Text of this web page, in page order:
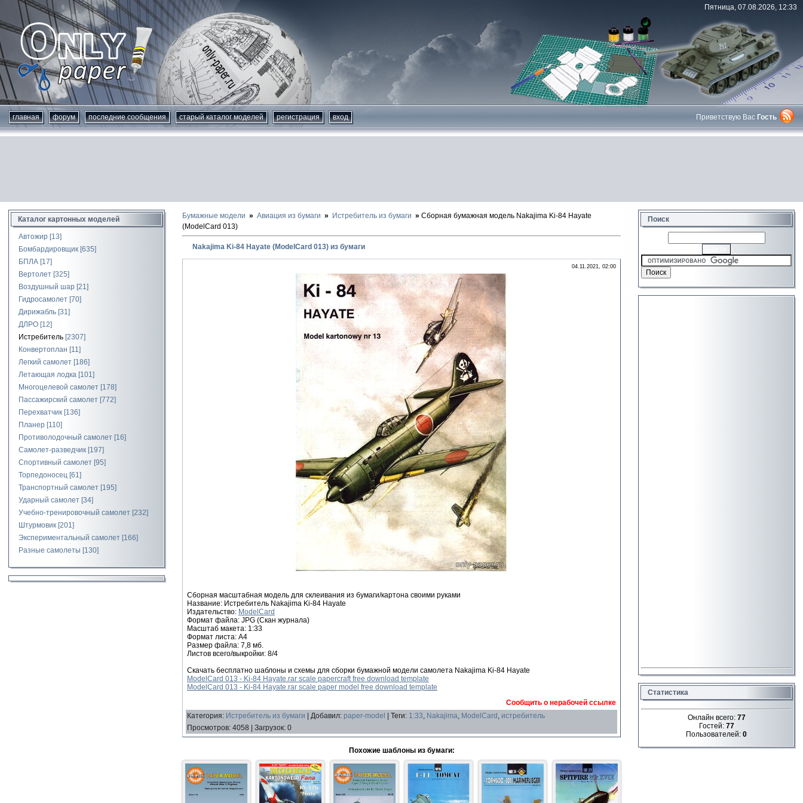
Пятница, 07.08.2026, 12:33
главная форум последние сообщения старый каталог моделей регистрация вход Приветствую Вас Гость
Каталог картонных моделей
Автожир [13]
Бомбардировщик [635]
БПЛА [17]
Вертолет [325]
Воздушный шар [21]
Гидросамолет [70]
Дирижабль [31]
ДЛРО [12]
Истребитель [2307]
Конвертоплан [11]
Легкий самолет [186]
Летающая лодка [101]
Многоцелевой самолет [178]
Пассажирский самолет [772]
Перехватчик [136]
Планер [110]
Противолодочный самолет [16]
Самолет-разведчик [197]
Спортивный самолет [95]
Торпедоносец [61]
Транспортный самолет [195]
Ударный самолет [34]
Учебно-тренировочный самолет [232]
Штурмовик [201]
Экспериментальный самолет [166]
Разные самолеты [130]
Бумажные модели Авиация из бумаги Истребитель из бумаги
Сборная бумажная модель Nakajima Ki-84 Hayate
(ModelCard 013)
Nakajima Ki-84 Hayate (ModelCard 013) из бумаги
04.11.2021, 02:00
Сборная масштабная модель для склеивания из бумаги/картона своими руками
Название: Истребитель Nakajima Ki-84 Hayate
Издательство: ModelCard
Формат файла: JPG (Скан журнала)
Масштаб макета: 1:33
Формат листа: А4
Размер файла: 7,8 мб.
Листов всего/выкройки: 8/4
Скачать бесплатно шаблоны и схемы для сборки бумажной модели самолета Nakajima Ki-84 Hayate
ModelCard 013 - Ki-84 Hayate.rar scale papercraft free download template
ModelCard 013 - Ki-84 Hayate.rar scale paper model free download template
Сообщить о нерабочей ссылке
Категория: Истребитель из бумаги Добавил: paper-model Теги: 1:33, Nakajima, ModelCard , истребитель
Просмотров: 4058 Загрузок: 0
Похожие шаблоны из бумаги:
Поиск
Статистика
Онлайн всего: 77
Гостей: 77
Пользователей: 0